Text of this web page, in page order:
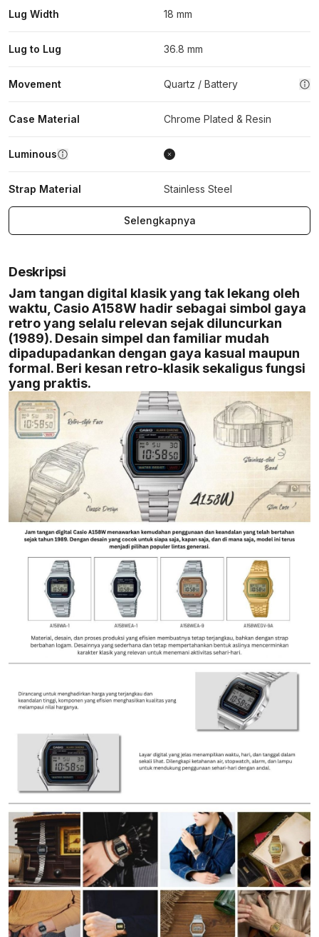
Lug Width 18 mm
Lug to Lug 36.8 mm
Movement Quartz / Battery
Case Material Chrome Plated & Resin
Luminous
Strap Material Stainless Steel
Selengkapnya
Deskripsi
Jam tangan digital klasik yang tak lekang oleh
waktu, Casio A158W hadir sebagai simbol gaya
retro yang selalu relevan sejak diluncurkan
(1989). Desain simpel dan familiar mudah
dipadupadankan dengan gaya kasual maupun
formal. Beri kesan retro-klasik sekaligus fungsi
yang praktis.